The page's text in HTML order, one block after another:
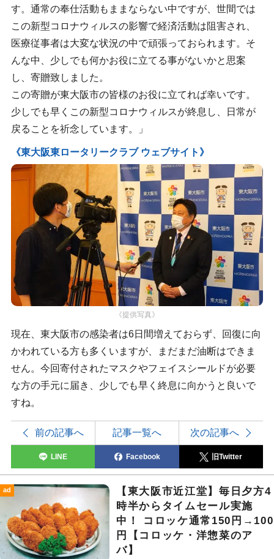
す。通常の奉仕活動もままならない中ですが、世間では
この新型コロナウィルスの影響で経済活動は阻害され、
医療従事者は大変な状況の中で頑張っておられます。そ
んな中、少しでも何かお役に立てる事がないかと思案
し、寄贈致しました。
この寄贈が東大阪市の皆様のお役に立てれば幸いです。
少しでも早くこの新型コロナウィルスが終息し、日常が
戻ることを祈念しています。」
《東大阪東ロータリークラブ ウェブサイト》
《提供写真》
現在、東大阪市の感染者は6日間増えておらず、回復に向
かわれている方も多くいますが、まだまだ油断はできま
せん。今回寄付されたマスクやフェイスシールドが必要
な方の手元に届き、少しでも早く終息に向かうと良いで
すね。
前の記事へ 記事一覧へ 次の記事へ
LINE Facebook 旧Twitter
ad
【東大阪市近江堂】毎日夕方4
時半からタイムセール実施
中！ コロッケ通常150円→100
円【コロッケ・洋惣菜のア
バ】